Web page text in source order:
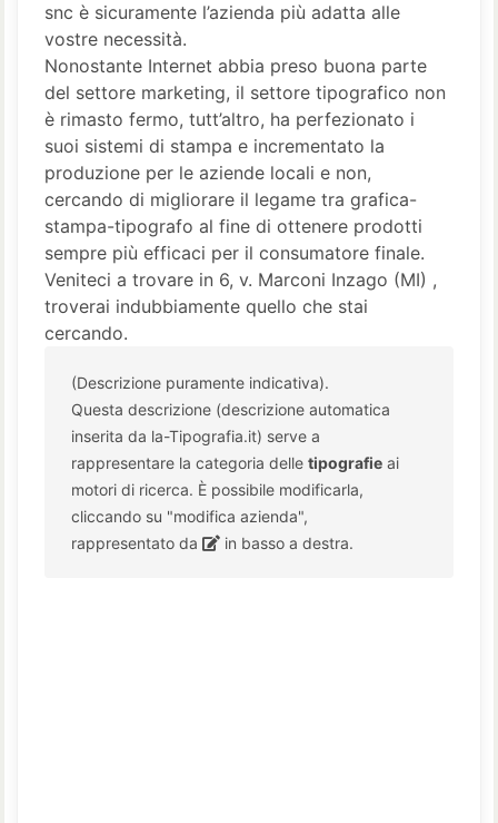
snc è sicuramente l’azienda più adatta alle
vostre necessità.
Nonostante Internet abbia preso buona parte
del settore marketing, il settore tipografico non
è rimasto fermo, tutt’altro, ha perfezionato i
suoi sistemi di stampa e incrementato la
produzione per le aziende locali e non,
cercando di migliorare il legame tra grafica-
stampa-tipografo al fine di ottenere prodotti
sempre più efficaci per il consumatore finale.
Veniteci a trovare in 6, v. Marconi Inzago (MI) ,
troverai indubbiamente quello che stai
cercando.
(Descrizione puramente indicativa).
Questa descrizione (descrizione automatica
inserita da la-Tipografia.it) serve a
rappresentare la categoria delle tipografie ai
motori di ricerca. È possibile modificarla,
cliccando su "modifica azienda",
rappresentato da
in basso a destra.